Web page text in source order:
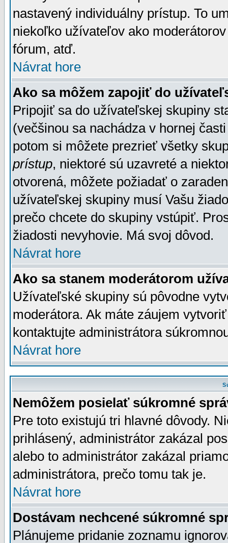
nastavený individuálny prístup. To
niekoľko užívateľov ako
fórum, atď.
Návrat hore
Ako sa môžem zapojiť do
Pripojiť sa do užívateľskej skupiny
(večšinou sa nachádza v hornej
potom si môžete prezrieť všetky
prístup, niektoré sú uzavreté a
otvorená, môžete požiadať o
užívateľskej skupiny musí Vašu
prečo chcete do skupiny vstúpiť.
žiadosti nevyhovie. Má svoj dôvod.
Návrat hore
Ako sa stanem moderátorom
Užívateľské skupiny sú pôvodne
moderátora. Ak máte záujem
kontaktujte administrátora
Návrat hore
Nemôžem posielať súkromné
Pre toto existujú tri hlavné dôvody.
prihlásený, administrátor zakázal
alebo to administrátor zakázal
administrátora, prečo tomu tak je.
Návrat hore
Dostávam nechcené súkromné
Plánujeme pridanie zoznamu